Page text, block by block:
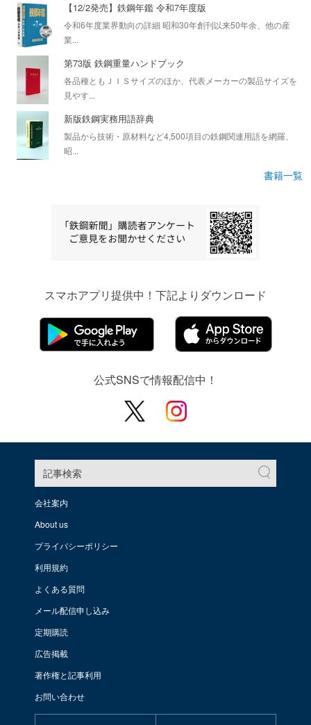
【12/2発売】鉄鋼年鑑 令和7年度版
令和6年度業界動向の詳細 昭和30年創刊以来50年余、他の産
業...
第73版 鉄鋼重量ハンドブック
各品種ともＪＩＳサイズのほか、代表メーカーの製品サイズを
見やす...
新版鉄鋼実務用語辞典
製品から技術・原材料など4,500項目の鉄鋼関連用語を網羅、
昭...
書籍一覧
スマホアプリ提供中！下記よりダウンロード
公式SNSで情報配信中！
記事検索
会社案内
About us
プライバシーポリシー
利用規約
よくある質問
メール配信申し込み
定期購読
広告掲載
著作権と記事利用
お問い合わせ